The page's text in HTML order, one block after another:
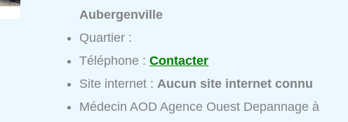
Aubergenville
Quartier :
Téléphone :Contacter
Site internet :Aucun site internet connu
Médecin AOD Agence Ouest Depannage à